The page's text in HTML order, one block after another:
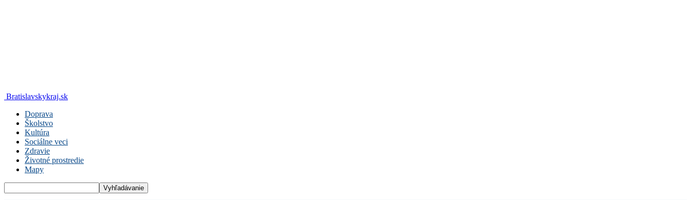
Bratislavskykraj.sk
Doprava
Školstvo
Kultúra
Sociálne veci
Zdravie
Životné prostredie
Mapy